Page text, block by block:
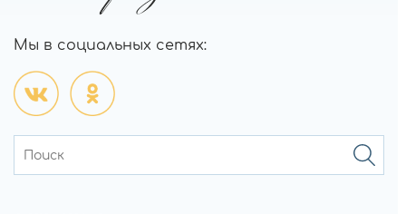
Мы в социальных сетях: